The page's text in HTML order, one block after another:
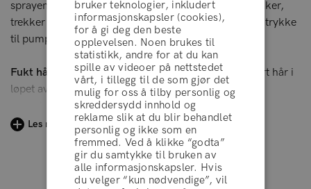
sprayen, trykk på flaskens utløser. Hver gang du trykker,
trekker pumpsystemet vann inn i sprayen. Fortsett å trykke
til pumpen er fylt opp og klar til å spraye.
Fukt håret på farten:Bruk denne sprayflasken på tørt hår i
løpet av dagen for en rask oppfriskning. Den fine
vannstrålen tilfører fuktighet uten å tynge håret.
For å definere krøller:For veldefinerte krøller, spray jevnt
på tørt hår og tilsett ditt favorittprodukt. Bruk
for ekstra definisjon,Curl Crush™ Defining
Les mer
vilkår og betingelser
bruker teknologier, inkludert
informasjonskapsler (cookies),
for å gi deg den beste
opplevelsen. Noen brukes til
statistikk, andre for at du kan
spille av videoer på nettstedet
vårt, i tillegg til de som gjør det
mulig for oss å tilby personlig og
skreddersydd innhold og
reklame slik at du blir behandlet
personlig og ikke som en
fremmed. Ved å klikke “godta”
gir du samtykke til bruken av
alle informasjonskapsler. Hvis
du velger “kun nødvendige”, vil